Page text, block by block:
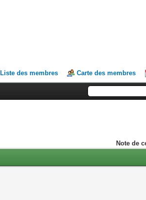
Liste des membres Carte des membres
Note de